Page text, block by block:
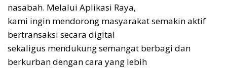
nasabah. Melalui Aplikasi Raya,
kami ingin mendorong masyarakat semakin aktif
bertransaksi secara digital
sekaligus mendukung semangat berbagi dan
berkurban dengan cara yang lebih